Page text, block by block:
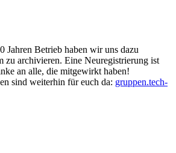
Jahren Betrieb haben wir uns dazu
zu archivieren. Eine Neuregistrierung ist
an alle, die mitgewirkt haben!
sind weiterhin für euch da: gruppen.tech-